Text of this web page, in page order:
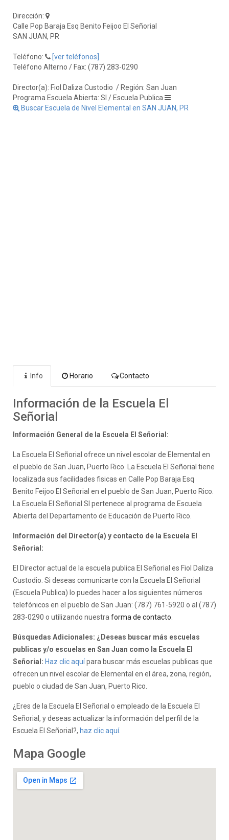
Dirección:
Calle Pop Baraja Esq Benito Feijoo El Señorial
SAN JUAN, PR
Teléfono:
[ver teléfonos]
Teléfono Alterno / Fax: (787) 283-0290
Director(a): Fiol Daliza Custodio / Región: San Juan
Programa Escuela Abierta: SI / Escuela Publica
Buscar Escuela de Nivel Elemental en SAN JUAN, PR
Info Horario Contacto
Información de la Escuela El
Señorial
Información General de la Escuela El Señorial:
La Escuela El Señorial ofrece un nivel escolar de Elemental en
el pueblo de San Juan, Puerto Rico. La Escuela El Señorial tiene
localizada sus facilidades fisicas en Calle Pop Baraja Esq
Benito Feijoo El Señorial en el pueblo de San Juan, Puerto Rico.
La Escuela El Señorial SI pertenece al programa de Escuela
Abierta del Departamento de Educación de Puerto Rico.
Información del Director(a) y contacto de la Escuela El
Señorial:
El Director actual de la escuela publica El Señorial es Fiol Daliza
Custodio. Si deseas comunicarte con la Escuela El Señorial
(Escuela Publica) lo puedes hacer a los siguientes números
telefónicos en el pueblo de San Juan: (787) 761-5920 o al (787)
283-0290 o utilizando nuestra forma de contacto
Búsquedas Adicionales: ¿Deseas buscar más escuelas
publicas y/o escuelas en San Juan como la Escuela El
Señorial: Haz clic aquípara buscar más escuelas publicas que
ofrecen un nivel escolar de Elemental en el área, zona, región,
pueblo o ciudad de San Juan, Puerto Rico.
¿Eres de la Escuela El Señorial o empleado de la Escuela El
Señorial, y deseas actualizar la información del perfil de la
Escuela El Señorial?, haz clic aquí.
Mapa Google